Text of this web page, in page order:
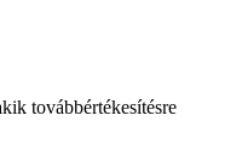
továbbértékesítésre